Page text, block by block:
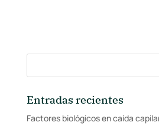
Entradas recientes
Factores biológicos en caída